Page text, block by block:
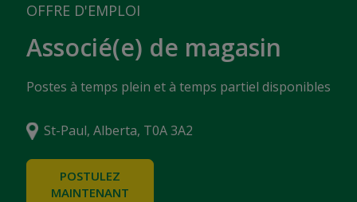
OFFRE D'EMPLOI
Associé(e) de magasin
Postes à temps plein et à temps partiel disponibles
St-Paul, Alberta, T0A 3A2
POSTULEZ
MAINTENANT